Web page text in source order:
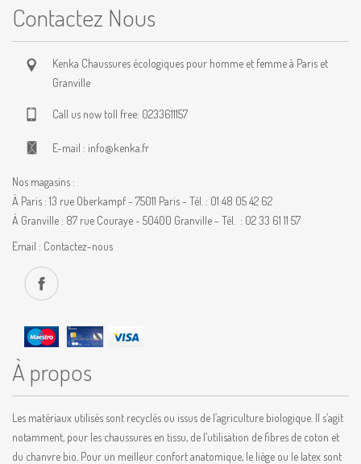
Contactez Nous
Kenka Chaussures écologiques pour homme et femme à Paris et
Granville
Call us now toll free: 0233611157
E-mail : info@kenka.fr
Nos magasins :
À Paris : 13 rue Oberkampf - 75011 Paris - Tél. : 01 48 05 42 62
À Granville : 87 rue Couraye - 50400 Granville - Tél. : 02 33 61 11 57
Email : Contactez-nous
À propos
Les matériaux utilisés sont recyclés ou issus de l’agriculture biologique. Il s’agit
notamment, pour les chaussures en tissu, de l’utilisation de fibres de coton et
du chanvre bio. Pour un meilleur confort anatomique, le liège ou le latex sont